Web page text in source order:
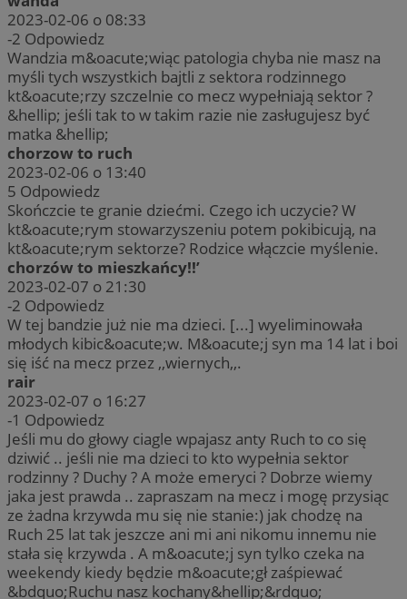
2023-02-06 o 08:33
-2 Odpowiedz
Wandzia m&oacute;wiąc patologia chyba nie masz na
myśli tych wszystkich bajtli z sektora rodzinnego
kt&oacute;rzy szczelnie co mecz wypełniają sektor ?
&hellip; jeśli tak to w takim razie nie zasługujesz być
matka &hellip;
chorzow to ruch
2023-02-06 o 13:40
5 Odpowiedz
Skończcie te granie dziećmi. Czego ich uczycie? W
kt&oacute;rym stowarzyszeniu potem pokibicują, na
kt&oacute;rym sektorze? Rodzice włączcie myślenie.
chorzów to mieszkańcy!!’
2023-02-07 o 21:30
-2 Odpowiedz
W tej bandzie już nie ma dzieci. [...] wyeliminowała
młodych kibic&oacute;w. M&oacute;j syn ma 14 lat i boi
się iść na mecz przez ,,wiernych,,.
rair
2023-02-07 o 16:27
-1 Odpowiedz
Jeśli mu do głowy ciagle wpajasz anty Ruch to co się
dziwić .. jeśli nie ma dzieci to kto wypełnia sektor
rodzinny ? Duchy ? A może emeryci ? Dobrze wiemy
jaka jest prawda .. zapraszam na mecz i mogę przysiąc
ze żadna krzywda mu się nie stanie:) jak chodzę na
Ruch 25 lat tak jeszcze ani mi ani nikomu innemu nie
stała się krzywda . A m&oacute;j syn tylko czeka na
weekendy kiedy będzie m&oacute;gł zaśpiewać
&bdquo;Ruchu nasz kochany&hellip;&rdquo;